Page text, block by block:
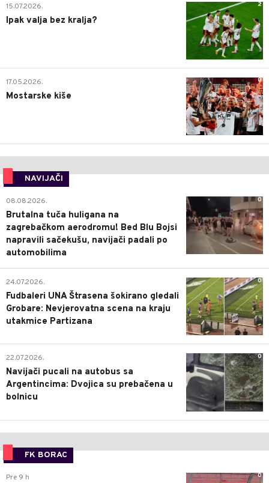
2
15.07.2026.
Ipak valja bez kralja?
0
17.05.2026.
Mostarske kiše
NAVIJAČI
0
08.08.2026.
Brutalna tuča huligana na
zagrebačkom aerodromu! Bed Blu Bojsi
napravili sačekušu, navijači padali po
automobilima
0
24.07.2026.
Fudbaleri UNA Štrasena šokirano gledali
Grobare: Nevjerovatna scena na kraju
utakmice Partizana
0
22.07.2026.
Navijači pucali na autobus sa
Argentincima: Dvojica su prebačena u
bolnicu
FK BORAC
0
Pre 9 h